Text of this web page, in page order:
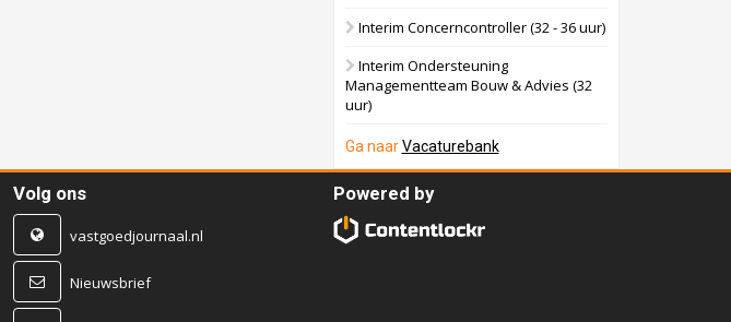
Interim Concerncontroller (32 - 36 uur)
Interim Ondersteuning
Managementteam Bouw & Advies (32
uur)
Ga naarVacaturebank
Volg ons
vastgoedjournaal.nl
Nieuwsbrief
Powered by